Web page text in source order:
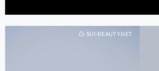
SUI-BEAUTY.NET